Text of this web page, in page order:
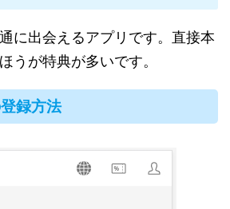
に出会えるアプリです。直接本
うが特典が多いです。
録方法